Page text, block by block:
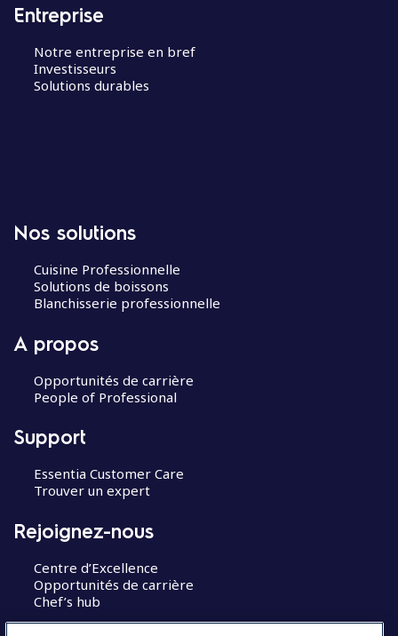
Entreprise
Notre entreprise en bref
Investisseurs
Solutions durables
Nos solutions
Cuisine Professionnelle
Solutions de boissons
Blanchisserie professionnelle
A propos
Opportunités de carrière
People of Professional
Support
Essentia Customer Care
Trouver un expert
Rejoignez-nous
Centre d’Excellence
Opportunités de carrière
Chef’s hub